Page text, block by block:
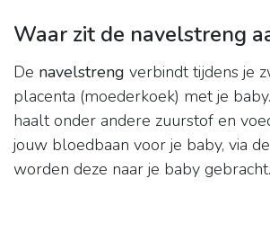
Waar zit de navelstreng
De navelstreng verbindt tijdens je
placenta (moederkoek) met je
haalt onder andere zuurstof en
jouw bloedbaan voor je baby, via de
worden deze naar je baby gebracht.